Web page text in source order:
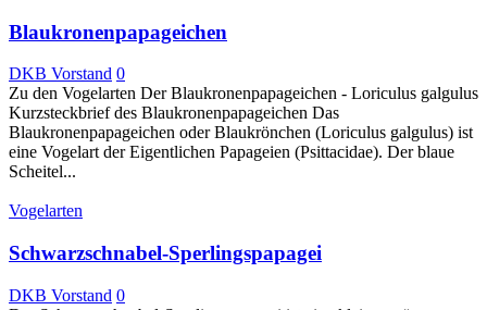
Blaukronenpapageichen
DKB Vorstand 0
Zu den Vogelarten Der Blaukronenpapageichen - Loriculus galgulus
Kurzsteckbrief des Blaukronenpapageichen Das
Blaukronenpapageichen oder Blaukrönchen (Loriculus galgulus) ist
eine Vogelart der Eigentlichen Papageien (Psittacidae). Der blaue
Scheitel...
Vogelarten
Schwarzschnabel-Sperlingspapagei
DKB Vorstand 0